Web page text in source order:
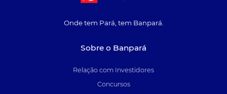
Onde tem Pará, tem Banpará.
Sobre o Banpará
Relação com Investidores
Concursos